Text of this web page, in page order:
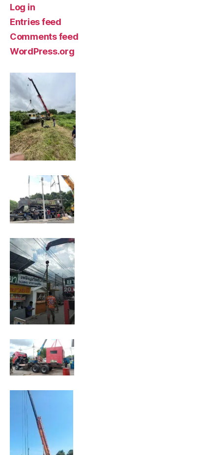
Log in
Entries feed
Comments feed
WordPress.org